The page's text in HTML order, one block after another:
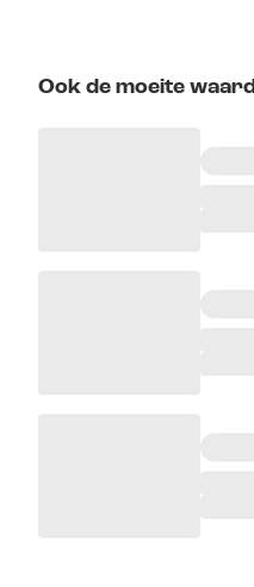
Ook de moeite waard